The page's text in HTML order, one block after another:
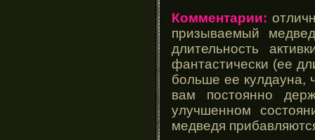
Комментарии:
призываемый
длительность
фантастически (ее
больше ее кулдауна,
вам постоянно
улучшенном
медведя